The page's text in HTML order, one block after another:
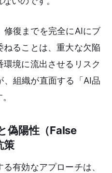
修復までを完全にAIにブ
ねることは、重大な欠陥
境に流出させるリスク
、組織が直面する「AI品
偽陽性（False
策
有効なアプローチは、